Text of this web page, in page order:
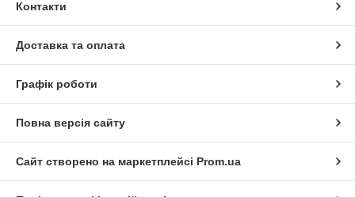
Контакти
Доставка та оплата
Графік роботи
Повна версія сайту
Сайт створено на маркетплейсі Prom.ua